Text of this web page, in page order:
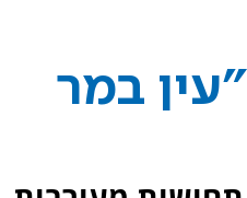
במר